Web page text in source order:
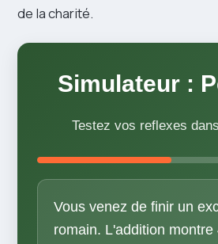
de la charité.
Simulateur :
Testez vos reflexes
Vous venez de finir un
romain. L'addition